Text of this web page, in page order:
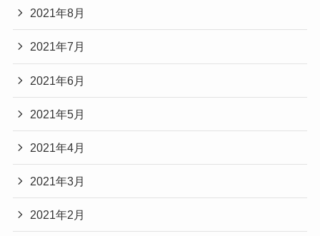
2021年8月
2021年7月
2021年6月
2021年5月
2021年4月
2021年3月
2021年2月